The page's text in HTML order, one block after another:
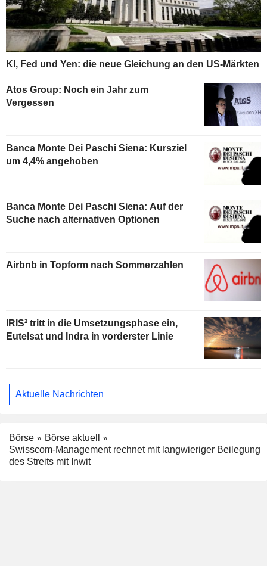
KI, Fed und Yen: die neue Gleichung an den US-Märkten
Atos Group: Noch ein Jahr zum
Vergessen
Banca Monte Dei Paschi Siena: Kursziel
um 4,4% angehoben
Banca Monte Dei Paschi Siena: Auf der
Suche nach alternativen Optionen
Airbnb in Topform nach Sommerzahlen
IRIS² tritt in die Umsetzungsphase ein,
Eutelsat und Indra in vorderster Linie
Aktuelle Nachrichten
Börse
Börse aktuell
Swisscom-Management rechnet mit langwieriger Beilegung
des Streits mit Inwit